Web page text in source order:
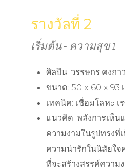
รางวัลที่ 2
เริ่มต้น - ความสุข 1
ศิลปิน: วรรษกร คงถา
ขนาด: 50 x 60 x 93
เทคนิค: เชื่อมโลหะ เ
แนวคิด: พลังการเห็
ความงามในรูปทรงที่
ความน่ารักในนิสัยใ
ที่จะสร้างสรรค์ความ